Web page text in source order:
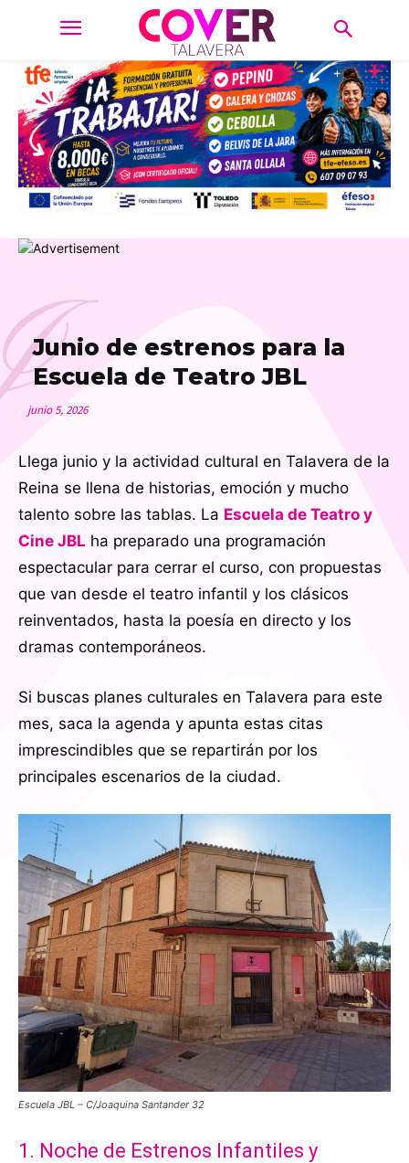
Junio de estrenos para la
Escuela de Teatro JBL
junio 5, 2026
Llega junio y la actividad cultural en Talavera de la
Reina se llena de historias, emoción y mucho
talento sobre las tablas. La Escuela de Teatro y
Cine JBL ha preparado una programación
espectacular para cerrar el curso, con propuestas
que van desde el teatro infantil y los clásicos
reinventados, hasta la poesía en directo y los
dramas contemporáneos.
Si buscas planes culturales en Talavera para este
mes, saca la agenda y apunta estas citas
imprescindibles que se repartirán por los
principales escenarios de la ciudad.
Escuela JBL – C/Joaquina Santander 32
1. Noche de Estrenos Infantiles y